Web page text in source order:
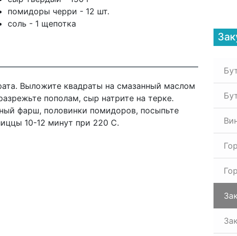
помидоры черри - 12 шт.
соль - 1 щепотка
Выложите квадраты на смазанный маслом
пополам, сыр натрите на терке.
фарш, половинки помидоров, посыпьте
10-12 минут при 220 С.